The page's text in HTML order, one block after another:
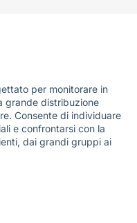
per monitorare in
grande distribuzione
Consente di individuare
e confrontarsi con la
dai grandi gruppi ai